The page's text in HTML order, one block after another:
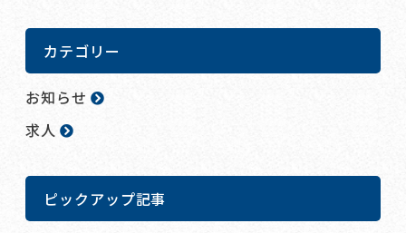
カテゴリー
お知らせ
求人
ピックアップ記事